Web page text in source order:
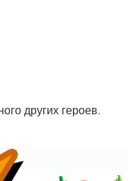
других героев.